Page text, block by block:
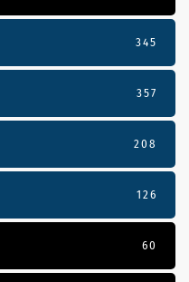
345
357
208
126
60